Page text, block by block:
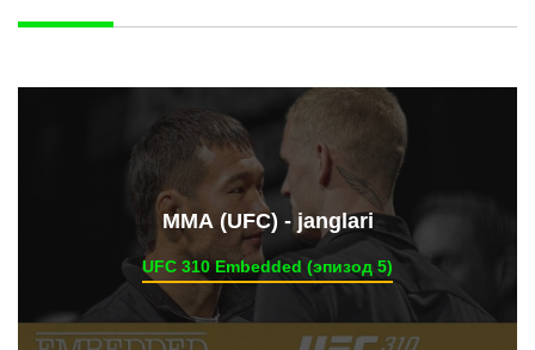
ММА (UFC) - janglari
UFC 310 Embedded (эпизод 5)